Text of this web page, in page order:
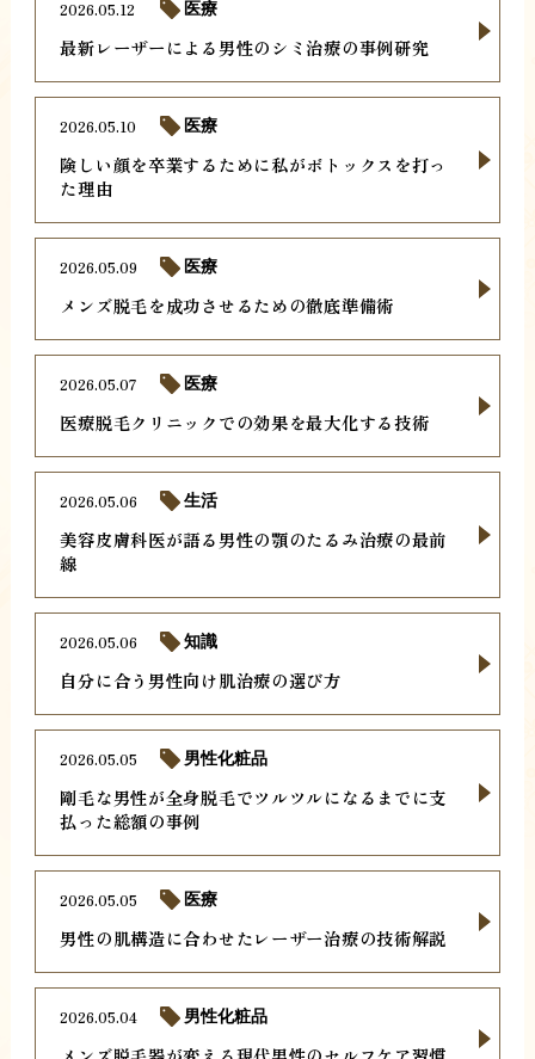
最新レーザーによる男性のシミ治療の事例研究
2026.05.12 医療
険しい顔を卒業するために私がボトックスを打っ
た理由
2026.05.10 医療
メンズ脱毛を成功させるための徹底準備術
2026.05.09 医療
医療脱毛クリニックでの効果を最大化する技術
2026.05.07 医療
美容皮膚科医が語る男性の顎のたるみ治療の最前
線
2026.05.06 生活
自分に合う男性向け肌治療の選び方
2026.05.06 知識
剛毛な男性が全身脱毛でツルツルになるまでに支
払った総額の事例
2026.05.05 男性化粧品
男性の肌構造に合わせたレーザー治療の技術解説
2026.05.05 医療
2026.05.04 男性化粧品